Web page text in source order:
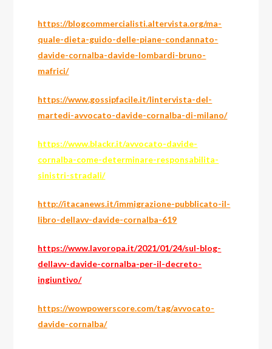
https://blogcommercialisti.altervista.org/ma-
quale-dieta-guido-delle-piane-condannato-
davide-cornalba-davide-lombardi-bruno-
mafrici/
https://www.gossipfacile.it/lintervista-del-
martedi-avvocato-davide-cornalba-di-milano/
https://www.blackr.it/avvocato-davide-
cornalba-come-determinare-responsabilita-
sinistri-stradali/
http://itacanews.it/immigrazione-pubblicato-il-
libro-dellavv-davide-cornalba-619
https://www.lavoropa.it/2021/01/24/sul-blog-
dellavv-davide-cornalba-per-il-decreto-
ingiuntivo/
https://wowpowerscore.com/tag/avvocato-
davide-cornalba/